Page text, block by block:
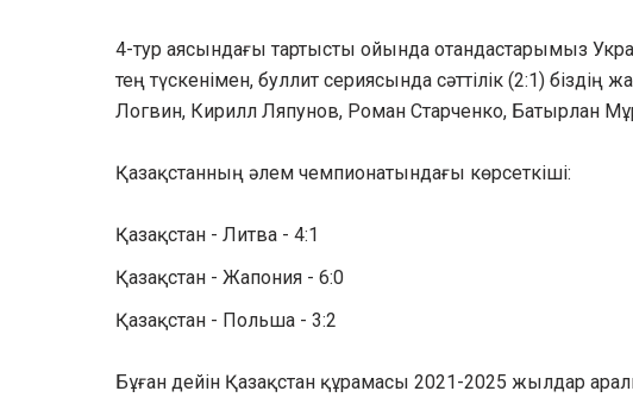
4-тур аясындағы тартысты ойында отандастарымыз
тең түскенімен, буллит сериясында сәттілік (2:1)
Логвин, Кирилл Ляпунов, Роман Старченко, Батырлан
Қазақстанның әлем чемпионатындағы көрсеткіші:
Қазақстан - Литва - 4:1
Қазақстан - Жапония - 6:0
Қазақстан - Польша - 3:2
Бұған дейін Қазақстан құрамасы 2021-2025 жылдар